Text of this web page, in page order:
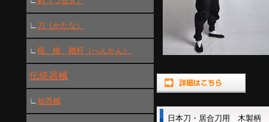
∟ 刀（かたな）
∟棍、槍、鞭杆（べんかん）
伝統器械
∟短器械
日本刀・居合刀用 木製柄